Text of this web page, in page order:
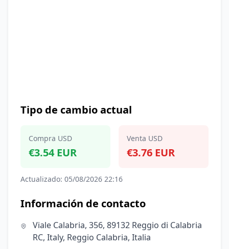
Tipo de cambio actual
Compra USD
€3.54 EUR
Venta USD
€3.76 EUR
Actualizado: 05/08/2026 22:16
Información de contacto
Viale Calabria, 356, 89132 Reggio di Calabria
RC, Italy, Reggio Calabria, Italia